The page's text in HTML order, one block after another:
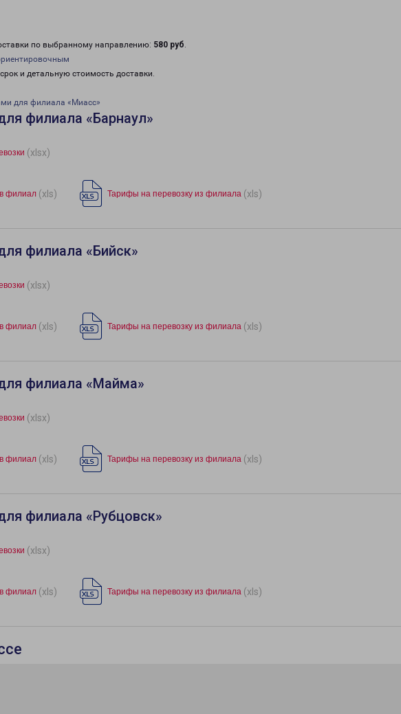
по выбранному направлению: 580 руб.
срок и детальную стоимость доставки.
для филиала «Миасс»
филиала «Барнаул»
(xlsx)
филиал (xls) Тарифы на перевозку из филиала (xls)
филиала «Бийск»
(xlsx)
филиал (xls) Тарифы на перевозку из филиала (xls)
филиала «Майма»
(xlsx)
филиал (xls) Тарифы на перевозку из филиала (xls)
филиала «Рубцовск»
(xlsx)
филиал (xls) Тарифы на перевозку из филиала (xls)